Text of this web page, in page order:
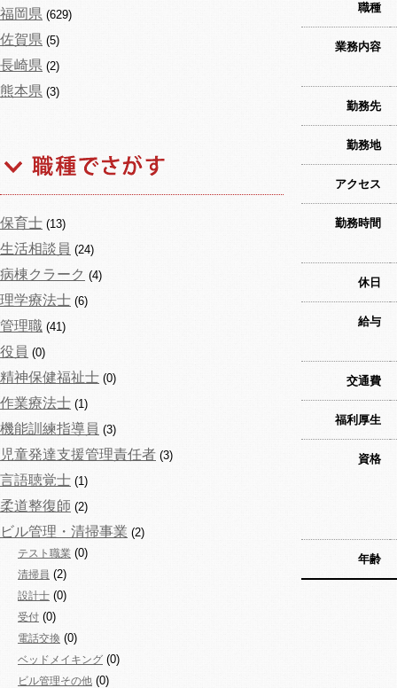
福岡県 (629)
佐賀県 (5)
長崎県 (2)
熊本県 (3)
保育士 (13)
生活相談員 (24)
病棟クラーク (4)
理学療法士 (6)
管理職 (41)
役員 (0)
精神保健福祉士 (0)
作業療法士 (1)
機能訓練指導員 (3)
児童発達支援管理責任者 (3)
言語聴覚士 (1)
柔道整復師 (2)
ビル管理・清掃事業 (2)
テスト職業 (0)
清掃員 (2)
設計士 (0)
受付 (0)
電話交換 (0)
ベッドメイキング (0)
ビル管理その他 (0)
職種
業務内容
勤務先
勤務地
アクセス
勤務時間
休日
給与
交通費
福利厚生
資格
年齢